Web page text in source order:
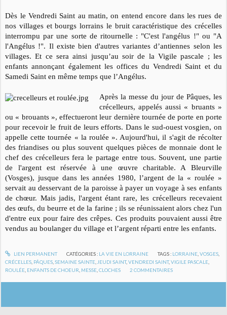
Dès le Vendredi Saint au matin, on entend encore dans les rues de
nos villages et bourgs lorrains le bruit caractéristique des crécelles
interrompu par une sorte de ritournelle : "C'est l'angélus !" ou "A
l'Angélus !". Il existe bien d'autres variantes d’antiennes selon les
villages. Et ce sera ainsi jusqu’au soir de la Vigile pascale ; les
enfants annonçant également les offices du Vendredi Saint et du
Samedi Saint en même temps que l’Angélus.
Après la messe du jour de Pâques, les
crécelleurs, appelés aussi « bruants »
ou « brouants », effectueront leur dernière tournée de porte en porte
pour recevoir le fruit de leurs efforts. Dans le sud-ouest vosgien, on
appelle cette tournée « la roulée ». Aujourd'hui, il s'agit de récolter
des friandises ou plus souvent quelques pièces de monnaie dont le
chef des crécelleurs fera le partage entre tous. Souvent, une partie
de l'argent est réservée à une œuvre charitable. A Bleurville
(Vosges), jusque dans les années 1980, l’argent de la « roulée »
servait au desservant de la paroisse à payer un voyage à ses enfants
de chœur. Mais jadis, l'argent étant rare, les crécelleurs recevaient
des œufs, du beurre et de la farine ; ils se réunissaient alors chez l'un
d'entre eux pour faire des crêpes. Ces produits pouvaient aussi être
vendus au boulanger du village et l’argent réparti entre les enfants.
LIEN PERMANENT CATÉGORIES : LA VIE EN LORRAINE TAGS : LORRAINE ,VOSGES
CRÉCELLES PÂQUES ,SEMAINE SAINTE JEUDI SAINT,VENDREDI SAINT,VIGILE PASCALE
ROULÉE ENFANTS DE CHOEUR MESSE ,CLOCHES 2 COMMENTAIRES